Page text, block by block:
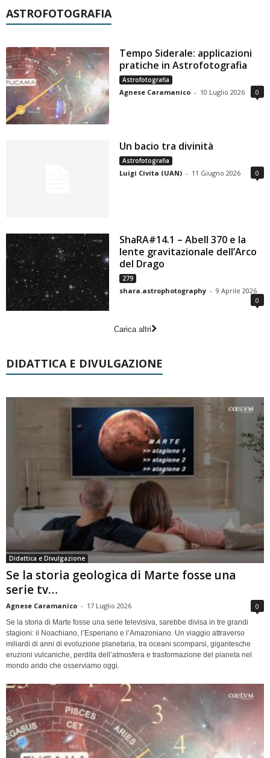
ASTROFOTOGRAFIA
Tempo Siderale: applicazioni
pratiche in Astrofotografia
Astrofotografia
Agnese Caramanico - 10 Luglio 2026 0
Un bacio tra divinità
Astrofotografia
Luigi Civita (UAN) - 11 Giugno 2026 0
ShaRA#14.1 – Abell 370 e la
lente gravitazionale dell’Arco
del Drago
279
shara.astrophotography - 9 Aprile 2026
0
Carica altri
DIDATTICA E DIVULGAZIONE
Didattica e Divulgazione
Se la storia geologica di Marte fosse una
serie tv…
Agnese Caramanico - 17 Luglio 2026 0
Se la storia di Marte fosse una serie televisiva, sarebbe divisa in tre grandi
stagioni: il Noachiano, l’Esperiano e l’Amazoniano. Un viaggio attraverso
miliardi di anni di evoluzione planetaria, tra oceani scomparsi, gigantesche
eruzioni vulcaniche, perdita dell’atmosfera e trasformazione del pianeta nel
mondo arido che osserviamo oggi.